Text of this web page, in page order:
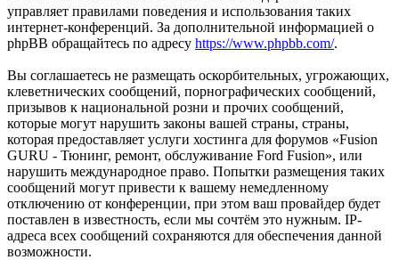
управляет правилами поведения и использования таких
интернет-конференций. За дополнительной информацией о
phpBB обращайтесь по адресу https://www.phpbb.com/.
Вы соглашаетесь не размещать оскорбительных, угрожающих,
клеветнических сообщений, порнографических сообщений,
призывов к национальной розни и прочих сообщений,
которые могут нарушить законы вашей страны, страны,
которая предоставляет услуги хостинга для форумов «Fusion
GURU - Тюнинг, ремонт, обслуживание Ford Fusion», или
нарушить международное право. Попытки размещения таких
сообщений могут привести к вашему немедленному
отключению от конференции, при этом ваш провайдер будет
поставлен в известность, если мы сочтём это нужным. IP-
адреса всех сообщений сохраняются для обеспечения данной
возможности.